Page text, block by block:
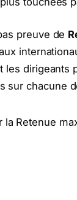
preuve de
dirigeants
sur chacune